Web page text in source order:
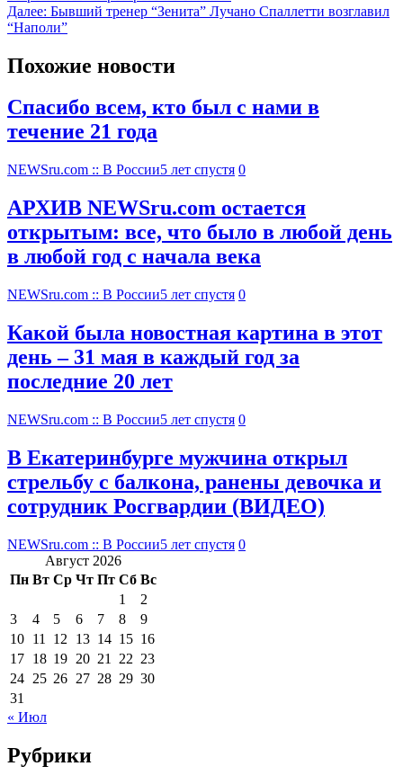
Далее: Бывший тренер “Зенита” Лучано Спаллетти возглавил
“Наполи”
Похожие новости
Спасибо всем, кто был с нами в
течение 21 года
NEWSru.com :: В России5 лет спустя 0
АРХИВ NEWSru.com остается
открытым: все, что было в любой день
в любой год с начала века
NEWSru.com :: В России5 лет спустя 0
Какой была новостная картина в этот
день – 31 мая в каждый год за
последние 20 лет
NEWSru.com :: В России5 лет спустя 0
В Екатеринбурге мужчина открыл
стрельбу с балкона, ранены девочка и
сотрудник Росгвардии (ВИДЕО)
NEWSru.com :: В России5 лет спустя 0
Август 2026
Пн Вт Ср Чт Пт Сб Вс
1
2
3
4 5 6 7 8
9
10 11 12 13 14 15 16
17 18 19 20 21 22 23
24 25 26 27 28 29 30
31
« Июл
Рубрики